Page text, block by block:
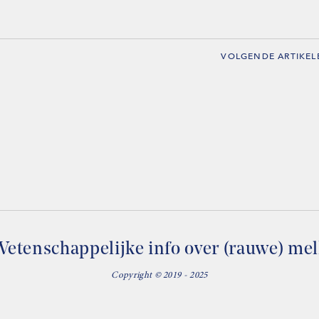
VOLGENDE
info over (rauwe)
Copyright © 2019 - 2025